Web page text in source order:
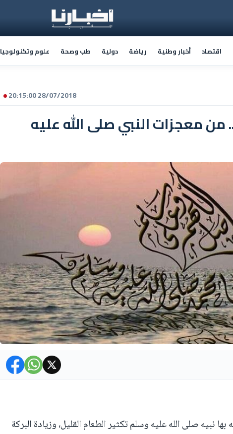
اقتصاد أخبار وطنية رياضة دولية طب وصحة علوم وتكنولوجيا
28/07/2018 20:15:00
من معجزات النبي صلى الله عليه
نبيه صلى الله عليه وسلم تكثير الطعام القليل، وزيادة البركة